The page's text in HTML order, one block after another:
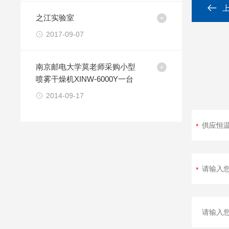
之江实验室
2017-09-07
南京邮电大学莫老师采购小型
喷雾干燥机XINW-6000Y一台
2014-09-17